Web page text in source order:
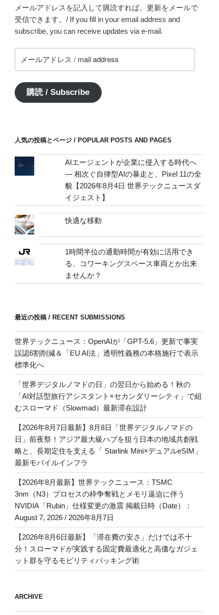
メールアドレスを記入して購読すれば、更新をメールで
受信できます。/ If you fill in your email address and
subscribe, you can receive updates via e-mail.
ー
ア
ド
address
購読 / Subscribe
人気の投稿とページ / POPULAR POSTS AND PAGES
AIエージェントが企業に侵入する時代へ
— 相次ぐ自律型AIの暴走と、Pixel 11の全
貌【2026年8月4日 世界テックニュースダ
イジェスト】
快適な移動
1時間半位の通勤時間が有効に活用でき
る、コワーキングスペース車両とか出来
ませんか？
最近の投稿 / RECENT SUBMISSIONS
世界テックニュース：OpenAIが「GPT-5.6」更新で事実
誤認6割削減＆「EU AI法」透明性義務の本格施行で表示
標準化へ
「世界デジタルノマドの日」の翌日から始める！秋の
「AI対話型旅行アシスタント×セカンダリーシティ」で組
むスローマド（Slowmad）最新滞在設計
【2026年8月7日最新】8月8日「世界デジタルノマドの
日」前夜祭！アジア最大級ハブを狙う日本の地域共創戦
略と、長期定住を支える「 Starlink Mini×デュアルeSIM」
最新モバイルインフラ
【2026年8月最新】世界テックニュース：TSMC
3nm（N3）プロセスの枠争奪戦とメモリ逼迫に伴う
NVIDIA「Rubin」仕様変更の激震 掲載日時（Date）：
August 7, 2026 / 2026年8月7日
【2026年8月6日最新】「滞在費の安さ」だけでは不十
分！スローマドが実践する固定費最適化と高価なガジェ
ット群を守るモビリティパッキング術
ARCHIVE